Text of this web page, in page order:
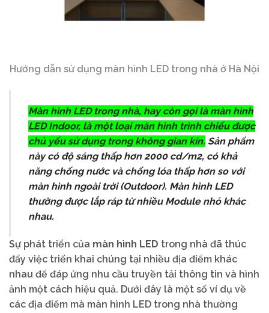
Hướng dẫn sử dụng màn hình LED trong nhà ở Hà Nội
Màn hình LED trong nhà, hay còn gọi là màn hình
LED Indoor, là một loại màn hình trình chiếu được
chủ yếu sử dụng trong không gian kín. Sản phẩm
này có độ sáng thấp hơn 2000 cd/m2, có khả
năng chống nước và chống lóa thấp hơn so với
màn hình ngoài trời (Outdoor). Màn hình LED
thường được lắp ráp từ nhiều Module nhỏ khác
nhau.
Sự phát triển của màn hình LED trong nhà đã thúc
đẩy việc triển khai chúng tại nhiều địa điểm khác
nhau để đáp ứng nhu cầu truyền tải thông tin và hình
ảnh một cách hiệu quả. Dưới đây là một số ví dụ về
các địa điểm mà màn hình LED trong nhà thường